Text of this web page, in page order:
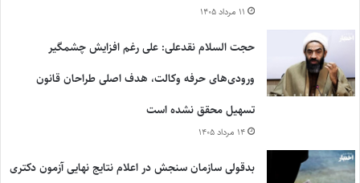
۱۱ مرداد ۱۴۰۵
حجت السلام نقدعلی: علی رغم افزایش چشمگیر
ورودی‌های حرفه وکالت، هدف اصلی طراحان قانون
تسهیل محقق نشده است
۱۴ مرداد ۱۴۰۵
بدقولی سازمان سنجش در اعلام نتایج نهایی آزمون دکتری